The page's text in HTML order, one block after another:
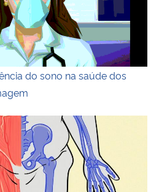
do sono na saúde dos
de silhueta de um